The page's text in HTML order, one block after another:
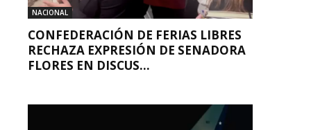
NACIONAL
CONFEDERACIÓN DE FERIAS LIBRES
RECHAZA EXPRESIÓN DE SENADORA
FLORES EN DISCUS...